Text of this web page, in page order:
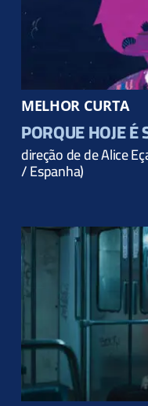
MELHOR CURTA
PORQUE HOJE É
direção dede Alice
/ Espanha)